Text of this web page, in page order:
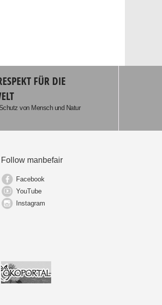
FÜR DIE
von Mensch und Natur
Follow manbefair
Facebook
YouTube
Instagram